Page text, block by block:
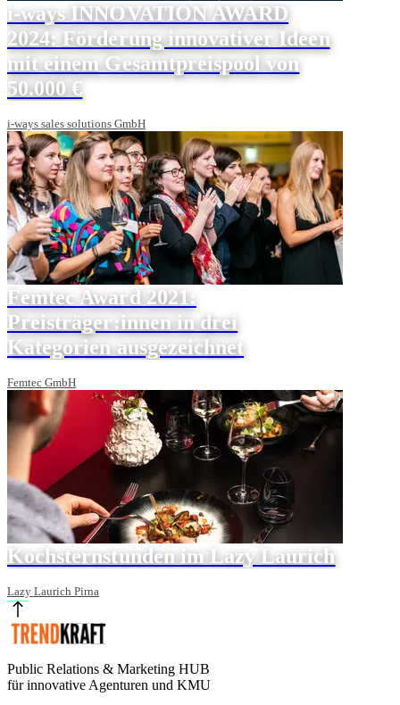
i-ways INNOVATION AWARD
2024: Förderung innovativer Ideen
mit einem Gesamtpreispool von
50.000 €
i-ways sales solutions GmbH
Femtec Award 2021:
Preisträger:innen in drei
Kategorien ausgezeichnet
Femtec GmbH
Kochsternstunden im Lazy Laurich
Lazy Laurich Pirna
Public Relations & Marketing HUB
für innovative Agenturen und KMU